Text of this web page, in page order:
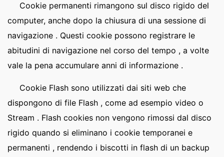
Cookie permanenti rimangono sul disco rigido del
computer, anche dopo la chiusura di una sessione di
navigazione . Questi cookie possono registrare le
abitudini di navigazione nel corso del tempo , a volte
vale la pena accumulare anni di informazione .
Cookie Flash sono utilizzati dai siti web che
dispongono di file Flash , come ad esempio video o
Stream . Flash cookies non vengono rimossi dal disco
rigido quando si eliminano i cookie temporanei e
permanenti , rendendo i biscotti in flash di un backup